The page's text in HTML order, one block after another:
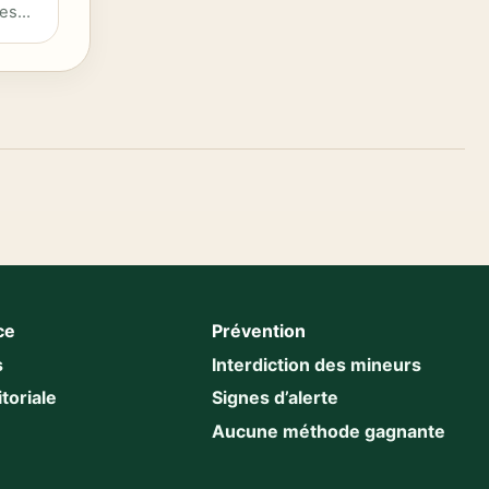
Prévention
Interdiction des mineurs
Signes d’alerte
Aucune méthode gagnante